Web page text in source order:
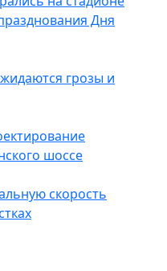
Дня
грозы и
шоссе
скорость